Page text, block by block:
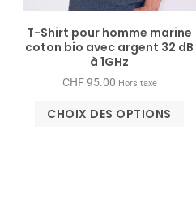
T-​Shirt pour homme ma­rine
coton bio avec ar­gent 32 dB
à 1GHz
CHF95.00 Hors taxe
CHOIX DES OPTIONS